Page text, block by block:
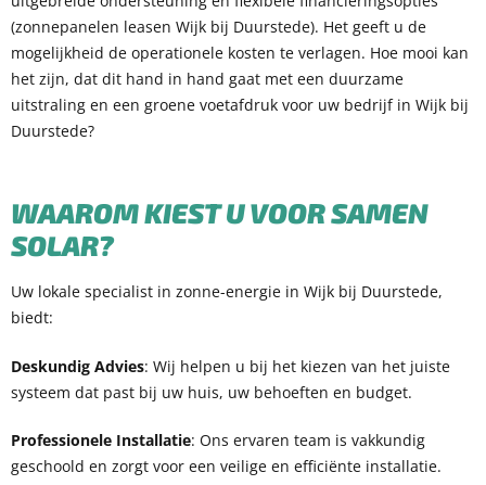
(zonnepanelen leasen Wijk bij Duurstede). Het geeft u de
mogelijkheid de operationele kosten te verlagen. Hoe mooi kan
het zijn, dat dit hand in hand gaat met een duurzame
uitstraling en een groene voetafdruk voor uw bedrijf in Wijk bij
Duurstede?
WAAROM KIEST U VOOR SAMEN
SOLAR?
Uw lokale specialist in zonne-energie in Wijk bij Duurstede,
biedt:
Deskundig Advies: Wij helpen u bij het kiezen van het juiste
systeem dat past bij uw huis, uw behoeften en budget.
Professionele Installatie: Ons ervaren team is vakkundig
geschoold en zorgt voor een veilige en efficiënte installatie.